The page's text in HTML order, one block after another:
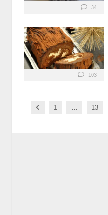
34
103
Previous
1 13